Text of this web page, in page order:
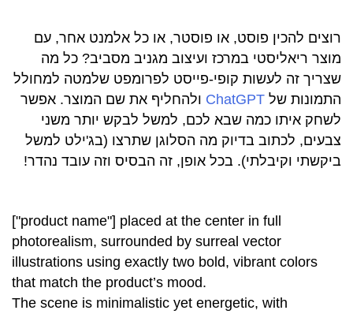
רוצים להכין פוסט, או פוסטר, או כל אלמנט אחר, עם
מוצר ריאליסטי במרכז ועיצוב מגניב מסביב? כל מה
שצריך זה לעשות קופי-פייסט לפרומפט שלמטה למחולל
התמונות של ChatGPT ולהחליף את שם המוצר. אפשר
לשחק איתו כמה שבא לכם, למשל לבקש יותר משני
צבעים, לכתוב בדיוק מה הסלוגן שתרצו (בג'ילט למשל
ביקשתי וקיבלתי). בכל אופן, זה הבסיס וזה עובד נהדר!
["product name"] placed at the center in full
photorealism, surrounded by surreal vector
illustrations using exactly two bold, vibrant colors
that match the product’s mood.
The scene is minimalistic yet energetic, with